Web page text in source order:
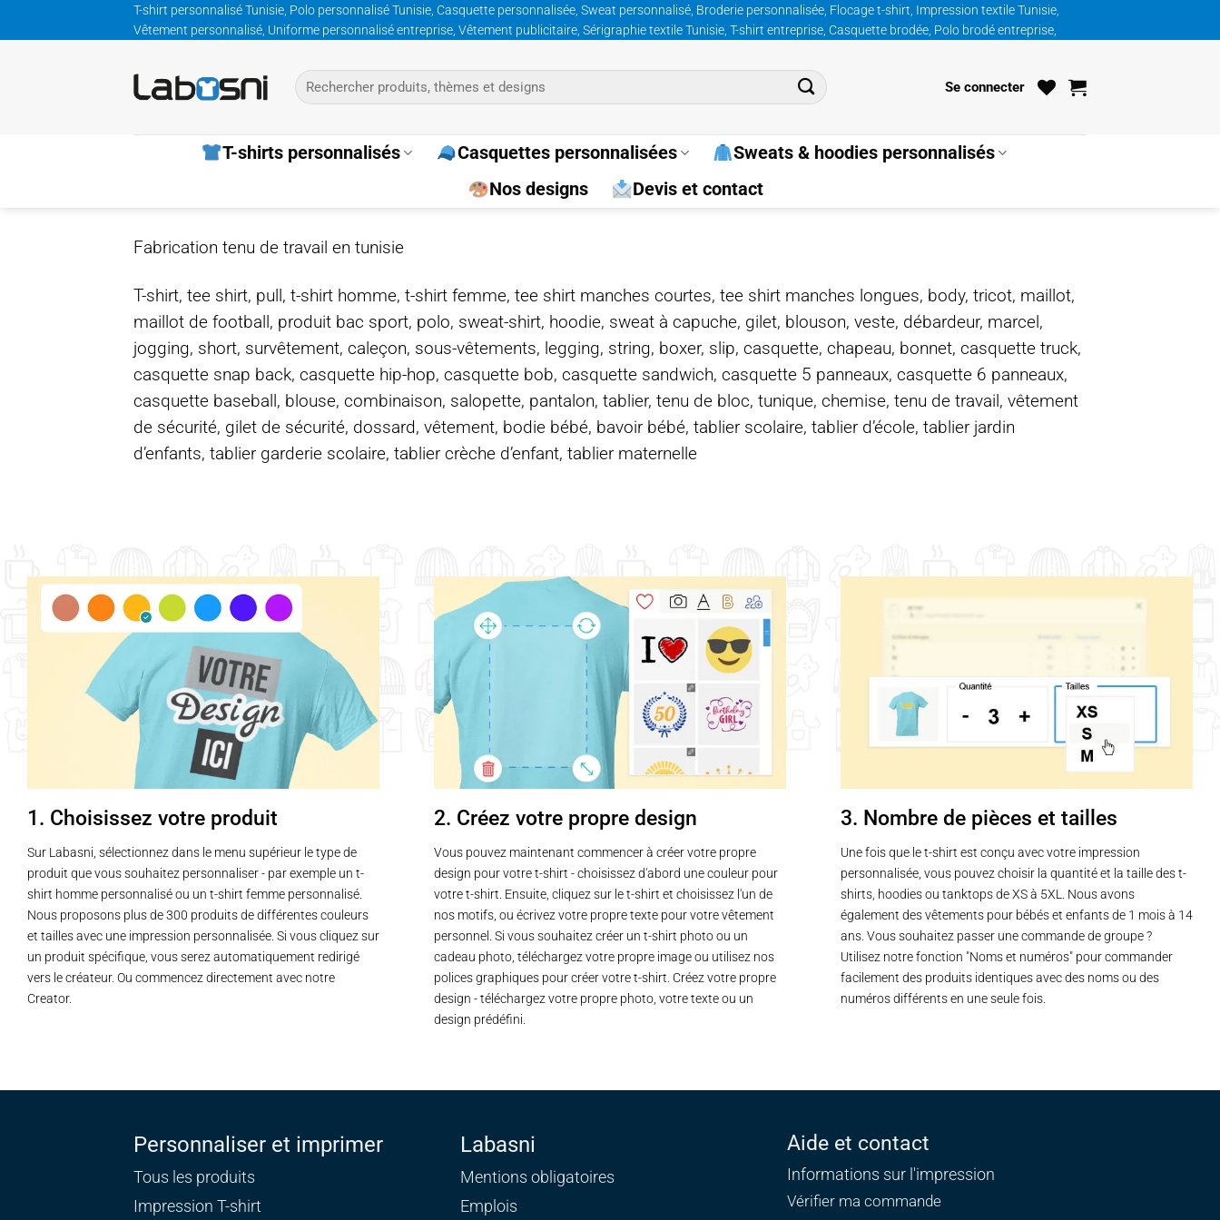
au
T-shirt personnalisé Tunisie, Polo personnalisé Tunisie, Casquette personnalisée, Sweat personnalisé, Broderie personnalisée, Flocage t-shirt, Impression textile Tunisie,
Vêtement personnalisé, Uniforme personnalisé entreprise, Vêtement publicitaire, Sérigraphie textile Tunisie, T-shirt entreprise, Casquette brodée, Polo brodé entreprise,
Recherche
pour :
Se connecter
T-shirts personnalisés Casquettes personnalisées
Sweats & hoodies personnalisés
Nos designs
Devis et contact
Fabrication tenu de travail en tunisie
T-shirt, tee shirt, pull, t-shirt homme, t-shirt femme, tee shirt manches courtes, tee shirt manches longues, body, tricot, maillot,
maillot de football, produit bac sport, polo, sweat-shirt, hoodie, sweat à capuche, gilet, blouson, veste, débardeur, marcel,
jogging, short, survêtement, caleçon, sous-vêtements, legging, string, boxer, slip, casquette, chapeau, bonnet, casquette truck,
casquette snap back, casquette hip-hop, casquette bob, casquette sandwich, casquette 5 panneaux, casquette 6 panneaux,
casquette baseball, blouse, combinaison, salopette, pantalon, tablier, tenu de bloc, tunique, chemise, tenu de travail, vêtement
de sécurité, gilet de sécurité, dossard, vêtement, bodie bébé, bavoir bébé, tablier scolaire, tablier d’école, tablier jardin
d’enfants, tablier garderie scolaire, tablier crèche d’enfant, tablier maternelle
1. Choisissez votre produit
Sur Labasni, sélectionnez dans le menu supérieur le type de
produit que vous souhaitez personnaliser - par exemple un t-
shirt homme personnalisé ou un t-shirt femme personnalisé.
Nous proposons plus de 300 produits de différentes couleurs
et tailles avec une impression personnalisée. Si vous cliquez sur
un produit spécifique, vous serez automatiquement redirigé
vers le créateur. Ou commencez directement avec notre
Creator.
2. Créez votre propre design
Vous pouvez maintenant commencer à créer votre propre
design pour votre t-shirt - choisissez d'abord une couleur pour
votre t-shirt. Ensuite, cliquez sur le t-shirt et choisissez l'un de
nos motifs, ou écrivez votre propre texte pour votre vêtement
personnel. Si vous souhaitez créer un t-shirt photo ou un
cadeau photo, téléchargez votre propre image ou utilisez nos
polices graphiques pour créer votre t-shirt. Créez votre propre
design - téléchargez votre propre photo, votre texte ou un
design prédéfini.
3. Nombre de pièces et tailles
Une fois que le t-shirt est conçu avec votre impression
personnalisée, vous pouvez choisir la quantité et la taille des t-
shirts, hoodies ou tanktops de XS à 5XL. Nous avons
également des vêtements pour bébés et enfants de 1 mois à 14
ans. Vous souhaitez passer une commande de groupe ?
Utilisez notre fonction "Noms et numéros" pour commander
facilement des produits identiques avec des noms ou des
numéros différents en une seule fois.
Personnaliser et imprimer
Tous les produits
Impression T-shirt
Labasni
Mentions obligatoires
Emplois
Aide et contact
Informations sur l'impression
Vérifier ma commande